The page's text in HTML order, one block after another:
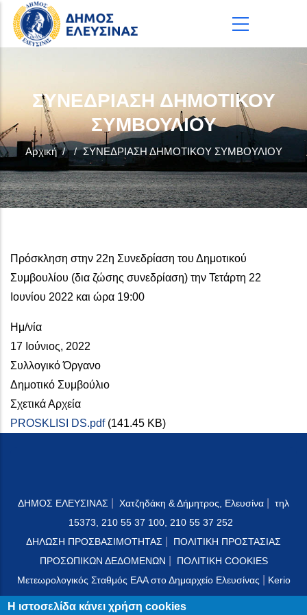
Παράκαμψη προς το κυρίως περιεχόμενο
ΣΥΝΕΔΡΙΑΣΗ ΔΗΜΟΤΙΚΟΥ
ΣΥΜΒΟΥΛΙΟΥ
Αρχική / / ΣΥΝΕΔΡΙΑΣΗ ΔΗΜΟΤΙΚΟΥ ΣΥΜΒΟΥΛΙΟΥ
Πρόσκληση στην 22η Συνεδρίαση του Δημοτικού
Συμβουλίου (δια ζώσης συνεδρίαση) την Τετάρτη 22
Ιουνίου 2022 και ώρα 19:00
Ημ/νία
17 Ιούνιος, 2022
Συλλογικό Όργανο
Δημοτικό Συμβούλιο
Σχετικά Αρχεία
PROSKLISI DS.pdf (141.45 KB)
ΔΗΜΟΣ ΕΛΕΥΣΙΝΑΣ Χατζηδάκη & Δήμητρος, Ελευσίνα
τηλ
15373, 210 55 37 100, 210 55 37 252
ΔΗΛΩΣΗ ΠΡΟΣΒΑΣΙΜΟΤΗΤΑΣ
ΠΟΛΙΤΙΚΗ ΠΡΟΣΤΑΣΙΑΣ
ΠΡΟΣΩΠΙΚΩΝ ΔΕΔΟΜΕΝΩΝ
ΠΟΛΙΤΙΚΗ COOKIES
Μετεωρολογικός Σταθμός ΕΑΑ στο Δημαρχείο Ελευσίνας
Kerio
Mail Server
Η ιστοσελίδα κάνει χρήση cookies